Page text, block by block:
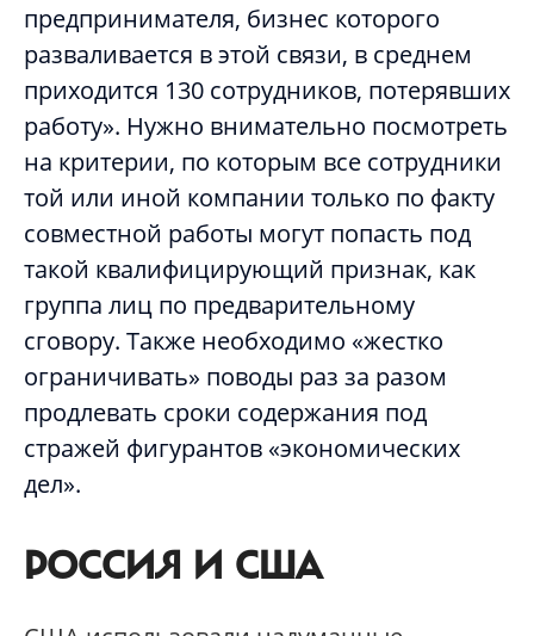
предпринимателя, бизнес которого
разваливается в этой связи, в среднем
приходится 130 сотрудников, потерявших
работу». Нужно внимательно посмотреть
на критерии, по которым все сотрудники
той или иной компании только по факту
совместной работы могут попасть под
такой квалифицирующий признак, как
группа лиц по предварительному
сговору. Также необходимо «жестко
ограничивать» поводы раз за разом
продлевать сроки содержания под
стражей фигурантов «экономических
дел».
РОССИЯ И США